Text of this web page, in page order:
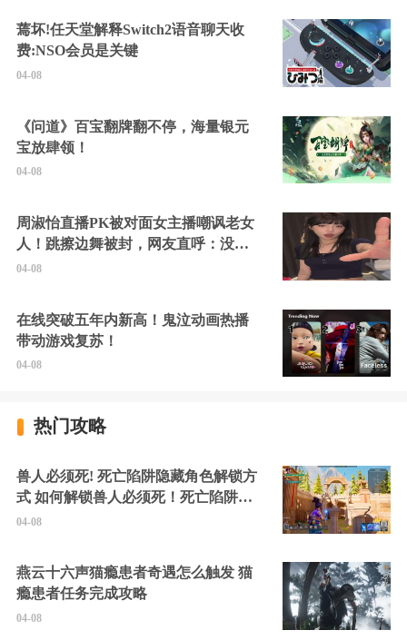
蔫坏!任天堂解释Switch2语音聊天收
费:NSO会员是关键
04-08
《问道》百宝翻牌翻不停，海量银元
宝放肆领！
04-08
周淑怡直播PK被对面女主播嘲讽老女
人！跳擦边舞被封，网友直呼：没边
硬擦封的好！
04-08
在线突破五年内新高！鬼泣动画热播
带动游戏复苏！
04-08
热门攻略
兽人必须死! 死亡陷阱隐藏角色解锁方
式 如何解锁兽人必须死！死亡陷阱中
的隐藏角色
04-08
燕云十六声猫瘾患者奇遇怎么触发 猫
瘾患者任务完成攻略
04-08